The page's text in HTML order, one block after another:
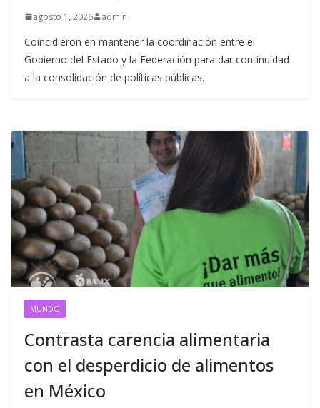
agosto 1, 2026 admin
Coincidieron en mantener la coordinación entre el
Gobierno del Estado y la Federación para dar continuidad
a la consolidación de políticas públicas.
MUNDO
Contrasta carencia alimentaria
con el desperdicio de alimentos
en México